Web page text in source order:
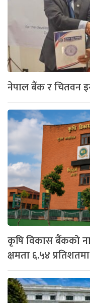
नेपाल बैंक र चितवन
कृषि विकास बैंकको
क्षमता ६.५४